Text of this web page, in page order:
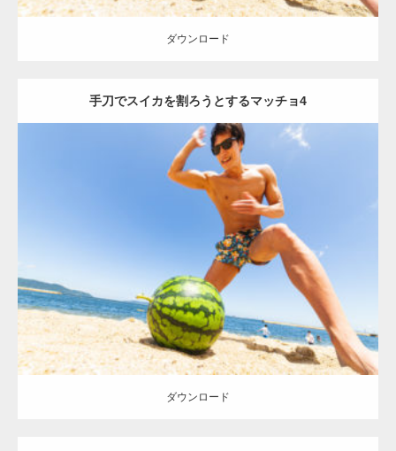
ダウンロード
手刀でスイカを割ろうとするマッチョ4
2021.07.8
AKIHITO(細マッチョ)
手刀マッチョ
ダウンロード
ダウンロード